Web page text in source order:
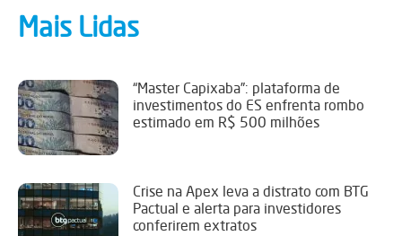
Mais Lidas
“Master Capixaba”: plataforma de
investimentos do ES enfrenta rombo
estimado em R$ 500 milhões
Crise na Apex leva a distrato com BTG
Pactual e alerta para investidores
conferirem extratos